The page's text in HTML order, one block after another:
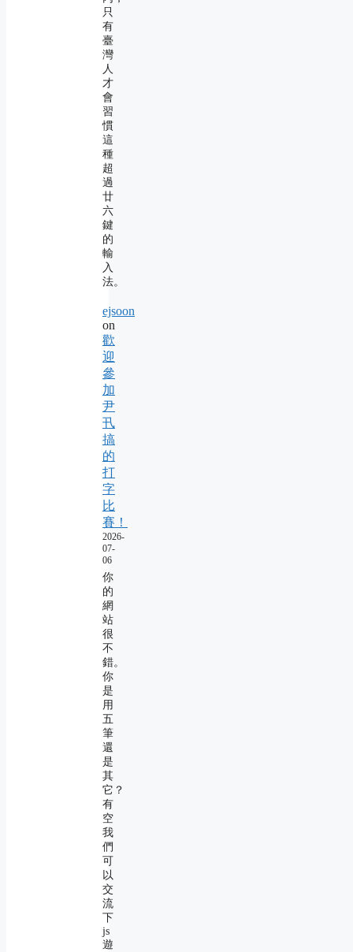
只
有
臺
灣
人
才
會
習
慣
這
種
超
過
廿
六
鍵
的
輸
入
法。
ejsoon
on
歡
迎
參
加
尹
卂
搞
的
打
字
比
賽！
2026-
07-
06
你
的
網
站
很
不
錯。
你
是
用
五
筆
還
是
其
它？
有
空
我
們
可
以
交
流
下
js
遊